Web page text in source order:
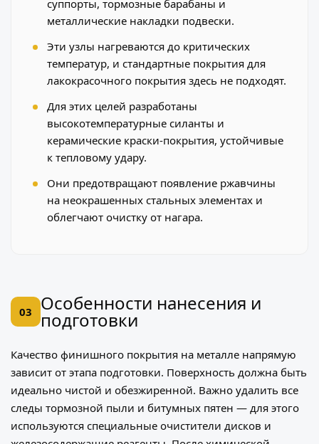
суппорты, тормозные барабаны и
металлические накладки подвески.
Эти узлы нагреваются до критических
температур, и стандартные покрытия для
лакокрасочного покрытия здесь не подходят.
Для этих целей разработаны
высокотемпературные силанты и
керамические краски-покрытия, устойчивые
к тепловому удару.
Они предотвращают появление ржавчины
на неокрашенных стальных элементах и
облегчают очистку от нагара.
03 Особенности нанесения и
подготовки
Качество финишного покрытия на металле напрямую
зависит от этапа подготовки. Поверхность должна быть
идеально чистой и обезжиренной. Важно удалить все
следы тормозной пыли и битумных пятен — для этого
используются специальные очистители дисков и